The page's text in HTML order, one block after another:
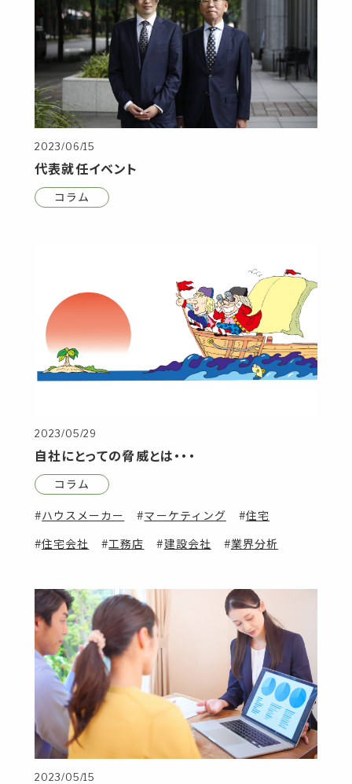
2023/06/15
代表就任イベント
コラム
2023/05/29
自社にとっての脅威とは・・・
コラム
ハウスメーカー マーケティング 住宅
住宅会社 工務店 建設会社 業界分析
2023/05/15